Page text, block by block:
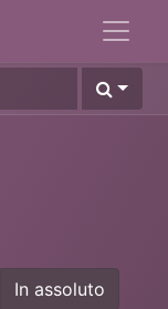
In assoluto